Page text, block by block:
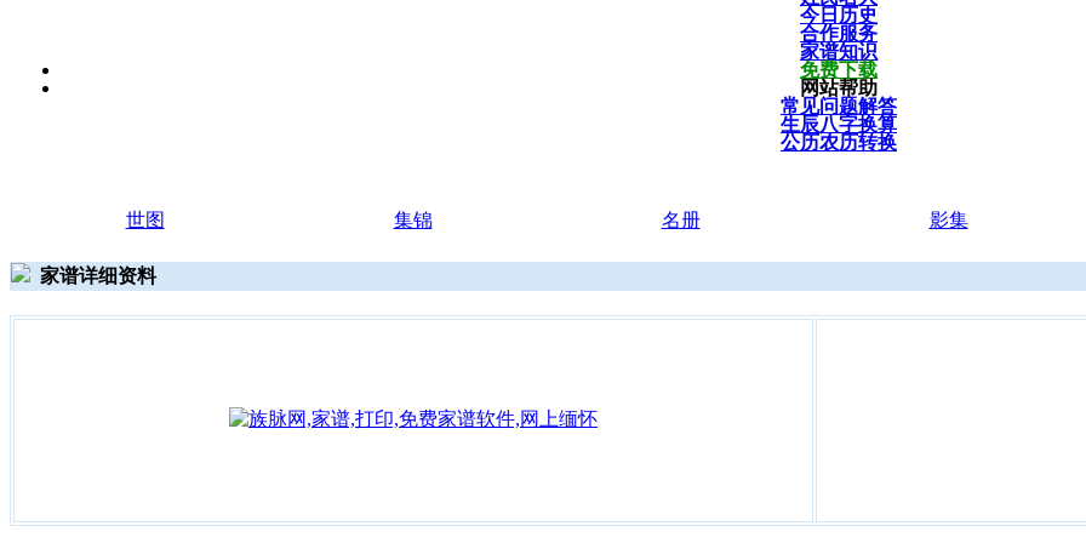
今日历史
合作服务
家谱知识
免费下载
网站帮助
常见问题解答
生辰八字换算
公历农历转换
世图 集锦 名册 影集
家谱详细资料